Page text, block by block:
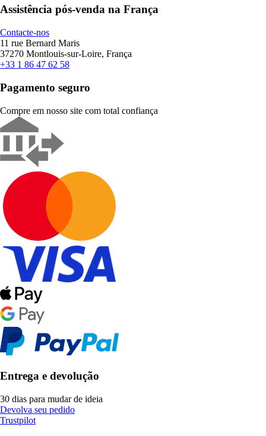
Assistência pós-venda na França
Contacte-nos
11 rue Bernard Maris
37270 Montlouis-sur-Loire, França
+33 1 86 47 62 58
Pagamento seguro
Compre em nosso site com total confiança
Entrega e devolução
30 dias para mudar de ideia
Devolva seu pedido
Trustpilot